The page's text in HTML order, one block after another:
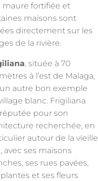
maure fortifiée et
maisons sont
directement sur les
de la rivière.
, située à 70
à l’est de Malaga,
autre bon exemple
blanc. Frigiliana
pour son
recherchée, en
autour de la vieille
avec ses maisons
ses rues pavées,
et ses fleurs